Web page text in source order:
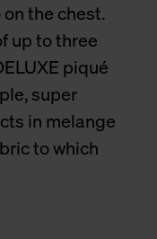
the chest.
up to three
piqué
super
in melange
to which